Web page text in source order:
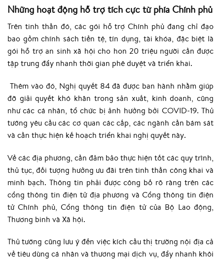
Những hoạt động hỗ trợ tích cực từ phía Chính phủ
Trên tinh thần đó, các gói hỗ trợ Chính phủ đang chỉ đạo
bao gồm chính sách tiền tệ, tín dụng, tài khóa, đặc biệt là
gói hỗ trợ an sinh xã hội cho hon 20 triệu người cần được
tập trung đẩy nhanh thời gian phê duyệt và triển khai.
Thêm vào đó, Nghị quyết 84 đã được ban hành nhằm giúp
đỡ giải quyết khó khăn trong sản xuất, kinh doanh, cũng
như các cá nhân, tổ chức bị ảnh hưởng bởi COVID-19. Thủ
tướng yêu cầu các cơ quan các cấp, các ngành cần bám sát
và cần thực hiện kế hoạch triển khai nghị quyết này.
Về các địa phương, cần đảm bảo thực hiện tốt các quy trình,
thủ tục, đối tượng hưởng ưu đãi trên tinh thần công khai và
minh bạch. Thông tin phải được công bố rõ ràng trên các
cổng thông tin điện tử địa phương và Cổng thông tin điện
tử Chính phủ, Cổng thông tin điện tử của Bộ Lao động,
Thương binh và Xã hội.
Thủ tướng cũng lưu ý đến việc kích cầu thị trường nội địa cả
về tiêu dùng cá nhân và thương mại dịch vụ, đẩy nhanh khôi